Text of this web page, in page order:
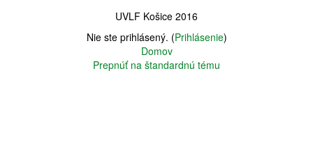
UVLF Košice 2016
Nie ste prihlásený. (Prihlásenie)
Domov
Prepnúť na štandardnú tému